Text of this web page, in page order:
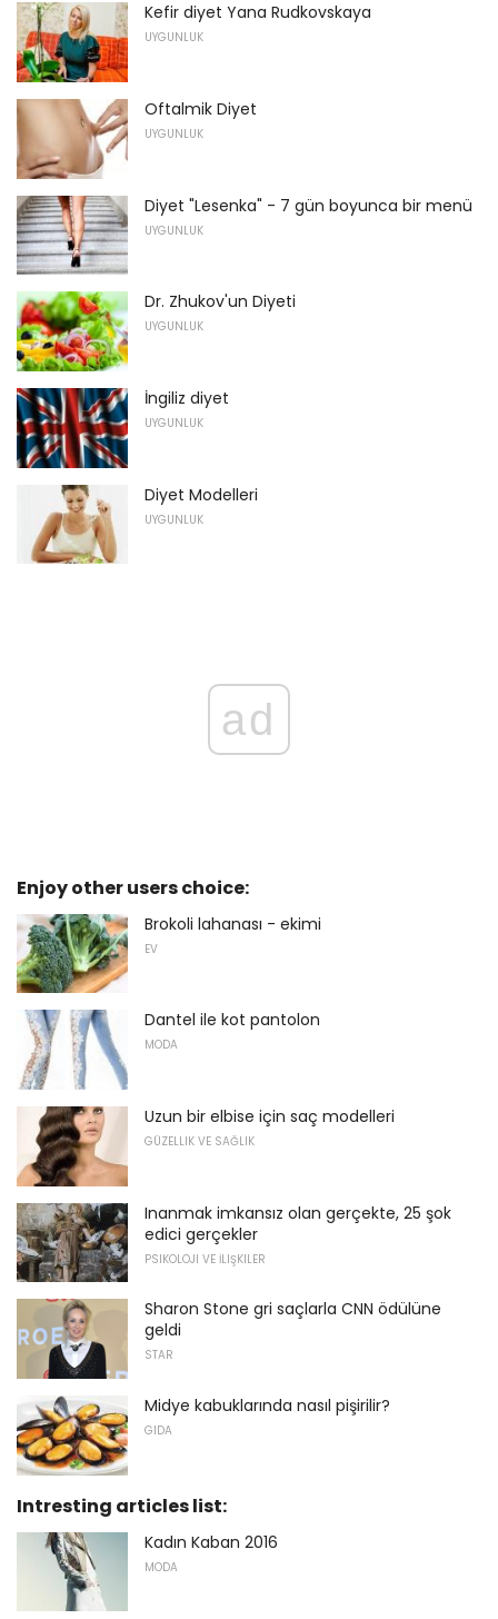
Kefir diyet Yana Rudkovskaya
UYGUNLUK
Oftalmik Diyet
UYGUNLUK
Diyet "Lesenka" - 7 gün boyunca bir menü
UYGUNLUK
Dr. Zhukov'un Diyeti
UYGUNLUK
İngiliz diyet
UYGUNLUK
Diyet Modelleri
UYGUNLUK
ad
Enjoy other users choice:
Brokoli lahanası - ekimi
EV
Dantel ile kot pantolon
MODA
Uzun bir elbise için saç modelleri
GÜZELLIK VE SAĞLIK
Inanmak imkansız olan gerçekte, 25 şok
edici gerçekler
PSIKOLOJI VE İLIŞKILER
Sharon Stone gri saçlarla CNN ödülüne
geldi
STAR
Midye kabuklarında nasıl pişirilir?
GIDA
Intresting articles list:
Kadın Kaban 2016
MODA